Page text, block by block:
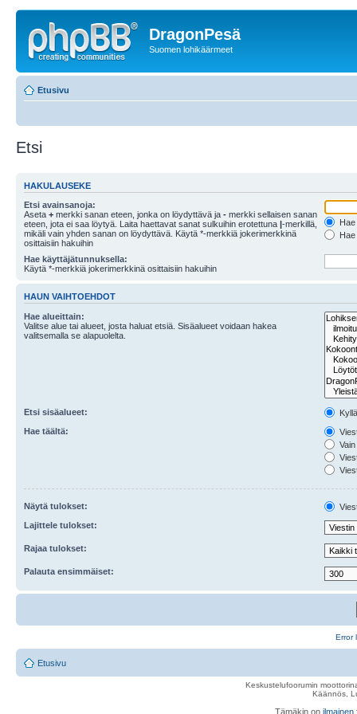
DragonPesä
Suomen lohikäärmeet
Etusivu
Etsi
HAKULAUSEKE
Etsi avainsanoja:
Aseta + merkki sanan eteen, jonka on löydyttävä ja - merkki sellaisen sanan
eteen, jota ei saa löytyä. Laita haettavat sanat sulkuihin erotettuna |-merkillä,
mikäli vain yhden sanan on löydyttävä. Käytä *-merkkiä jokerimerkkinä
osittaisiin hakuihin
Hae käyttäjätunnuksella:
Käytä *-merkkiä jokerimerkkinä osittaisiin hakuihin
HAUN VAIHTOEHDOT
Hae alueittain:
Valitse alue tai alueet, josta haluat etsiä. Sisäalueet voidaan hakea
valitsemalla se alapuolelta.
Etsi sisäalueet:
Hae täältä:
Näytä tulokset:
Lajittele tulokset:
Rajaa tulokset:
Palauta ensimmäiset:
Error
Etusivu
Keskustelufoorumin
Käännös,
Tämäkin on ilmainen